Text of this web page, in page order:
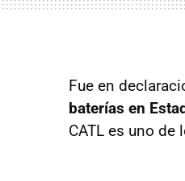
Fue en
baterías en
CATL es uno de